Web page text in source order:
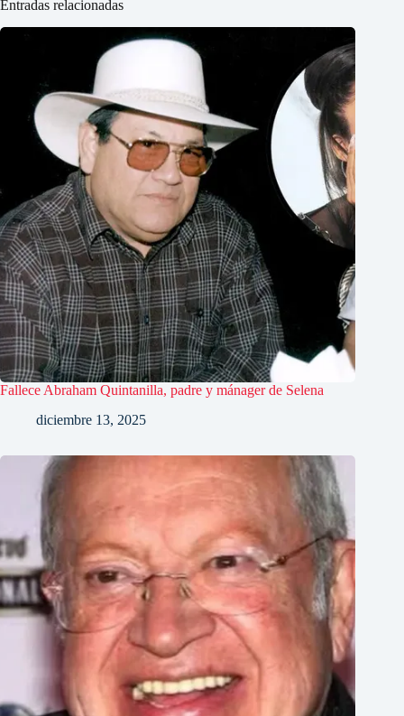
Entradas relacionadas
Fallece Abraham Quintanilla, padre y mánager de Selena
diciembre 13, 2025